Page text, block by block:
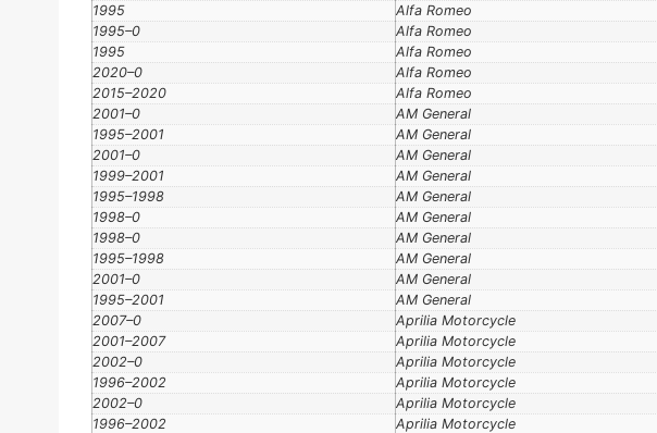
1995
Alfa Romeo
1995–0
Alfa Romeo
1995
Alfa Romeo
2020–0
Alfa Romeo
2015–2020
Alfa Romeo
2001–0
AM General
1995–2001
AM General
2001–0
AM General
1999–2001
AM General
1995–1998
AM General
1998–0
AM General
1998–0
AM General
1995–1998
AM General
2001–0
AM General
1995–2001
AM General
2007–0
Aprilia Motorcycle
2001–2007
Aprilia Motorcycle
2002–0
Aprilia Motorcycle
1996–2002
Aprilia Motorcycle
2002–0
Aprilia Motorcycle
1996–2002
Aprilia Motorcycle